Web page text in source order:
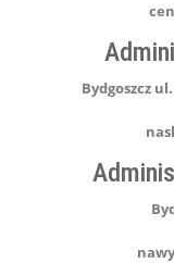
Bydgoszcz